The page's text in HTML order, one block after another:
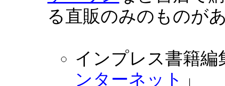
る直販のみのものが
インプレス書籍編
ンターネット 」